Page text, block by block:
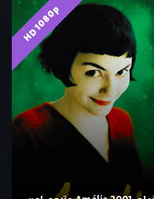
HD 1080p